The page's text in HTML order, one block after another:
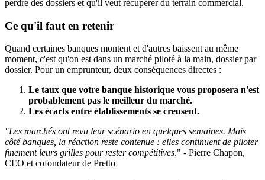
perdre des dossiers et qu'il veut récupérer du terrain commercial.
Ce qu'il faut en retenir
Quand certaines banques montent et d'autres baissent au même
moment, c'est qu'on est dans un marché piloté à la main, dossier par
dossier. Pour un emprunteur, deux conséquences directes :
Le taux que votre banque historique vous proposera n'est
probablement pas le meilleur du marché.
Les écarts entre établissements se creusent.
"Les marchés ont revu leur scénario en quelques semaines. Mais
côté banques, la réaction reste contenue : elles continuent de piloter
finement leurs grilles pour rester compétitives." - Pierre Chapon,
CEO et cofondateur de Pretto